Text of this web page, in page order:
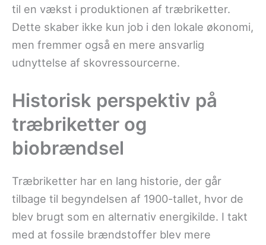
til en vækst i produktionen af træbriketter.
Dette skaber ikke kun job i den lokale økonomi,
men fremmer også en mere ansvarlig
udnyttelse af skovressourcerne.
Historisk perspektiv på
træbriketter og
biobrændsel
Træbriketter har en lang historie, der går
tilbage til begyndelsen af 1900-tallet, hvor de
blev brugt som en alternativ energikilde. I takt
med at fossile brændstoffer blev mere